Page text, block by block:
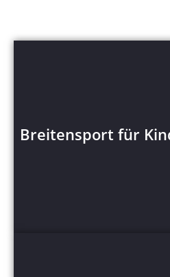
Breitensport für